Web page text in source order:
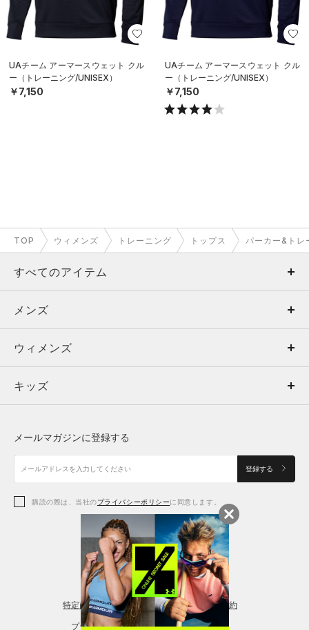
UAチーム アーマースウェット クル
ー（トレーニング/UNISEX）
￥7,150
UAチーム アーマースウェット クル
ー（トレーニング/UNISEX）
￥7,150
TOP ウィメンズ トレーニング トップス パーカー&トレ
すべてのアイテム
メンズ
ウィメンズ
キッズ
アクセサリー
メンズ
トップス
ボトムス
アクセサリー
ウィメンズ
トップス
シューズ
アクセサリー
レギンス＆タイツ
キッズ
シューズ
メールマガジンに登録する
登録する
購読の際は、当社のプライバシーポリシーに同意します。
特定商取引法に基づく通販の表記 会員規約
プライバシーポリシー